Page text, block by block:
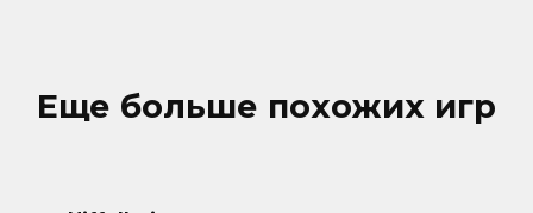
Еще больше похожих игр